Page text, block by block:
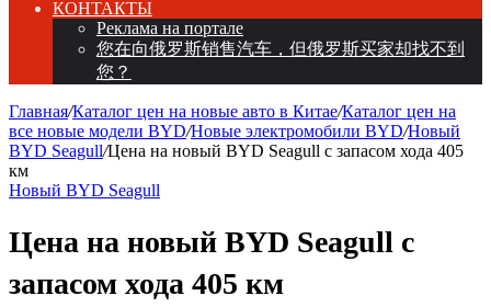
КОНТАКТЫ
Реклама на портале
您在向俄罗斯销售汽车，但俄罗斯买家却找不到
您？
Главная/Каталог цен на новые авто в Китае/Каталог цен на
все новые модели BYD/Новые электромобили BYD/Новый
BYD Seagull/Цена на новый BYD Seagull с запасом хода 405
км
Новый BYD Seagull
Цена на новый BYD Seagull с
запасом хода 405 км